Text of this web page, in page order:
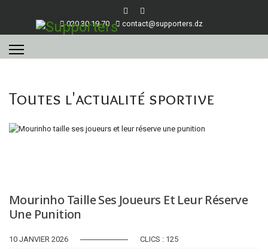
020 30 19 70 contact@supporters.dz
Toutes l'actualité sportive
Mourinho Taille Ses Joueurs Et Leur Réserve
Une Punition
10 JANVIER 2026 CLICS : 125